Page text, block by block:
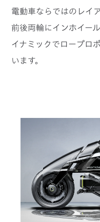
電動車ならではのレイ
前後両輪にインホイー
イナミックでロープロ
います。